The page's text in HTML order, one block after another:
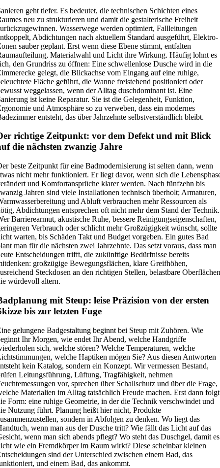
geht tiefer. Es bedeutet, die technischen Schichten eines
neu zu strukturieren und damit die gestalterische Freiheit
Wasserwege werden optimiert, Fallleitungen
Abdichtungen nach aktuellem Standard ausgeführt, Elektro-
sauber geplant. Erst wenn diese Ebene stimmt, entfalten
Materialwahl und Licht ihre Wirkung. Häufig lohnt es
den Grundriss zu öffnen: Eine schwellenlose Dusche wird in die
gelegt, die Blickachse vom Eingang auf eine ruhige,
Fläche geführt, die Wanne freistehend positioniert oder
weggelassen, wenn der Alltag duschdominant ist. Eine
ist keine Reparatur. Sie ist die Gelegenheit, Funktion,
und Atmosphäre so zu verweben, dass ein modernes
entsteht, das über Jahrzehnte selbstverständlich bleibt.
richtige Zeitpunkt: vor dem Defekt und mit Blick
die nächsten zwanzig Jahre
beste Zeitpunkt für eine Badmodernisierung ist selten dann, wenn
nicht mehr funktioniert. Er liegt davor, wenn sich die
und Komfortansprüche klarer werden. Nach fünfzehn bis
Jahren sind viele Installationen technisch überholt; Armaturen,
und Abluft verbrauchen mehr Ressourcen als
Abdichtungen entsprechen oft nicht mehr dem Stand der Technik.
Barrierearmut, akustische Ruhe, bessere Reinigungseigenschaften,
Verbrauch oder schlicht mehr Großzügigkeit wünscht, sollte
warten, bis Schäden Takt und Budget vorgeben. Ein gutes Bad
man für die nächsten zwei Jahrzehnte. Das setzt voraus, dass man
Entscheidungen trifft, die zukünftige Bedürfnisse bereits
großzügige Bewegungsflächen, klare Greifhöhen,
Steckdosen an den richtigen Stellen, belastbare
würdevoll altern.
mit Steup: leise Präzision von der ersten
bis zur letzten Fuge
gelungene Badgestaltung beginnt bei Steup mit Zuhören. Wie
Ihr Morgen, wie endet Ihr Abend, welche Handgriffe
sich, welche stören? Welche Temperaturen, welche
welche Haptiken mögen Sie? Aus diesen Antworten
kein Katalog, sondern ein Konzept. Wir vermessen Bestand,
Leitungsführung, Lüftung, Tragfähigkeit, nehmen
vor, sprechen über Schallschutz und über die Frage,
Materialien im Alltag tatsächlich Freude machen. Erst dann folgt
Form: eine ruhige Geometrie, in der die Technik verschwindet und
Nutzung führt. Planung heißt hier nicht, Produkte
sondern in Abfolgen zu denken. Wo liegt das
wenn man aus der Dusche tritt? Wie fällt das Licht auf das
wenn man sich abends pflegt? Wo steht das Duschgel, damit es
wie ein Fremdkörper im Raum wirkt? Diese scheinbar kleinen
sind der Unterschied zwischen einem Bad, das
und einem Bad, das ankommt.